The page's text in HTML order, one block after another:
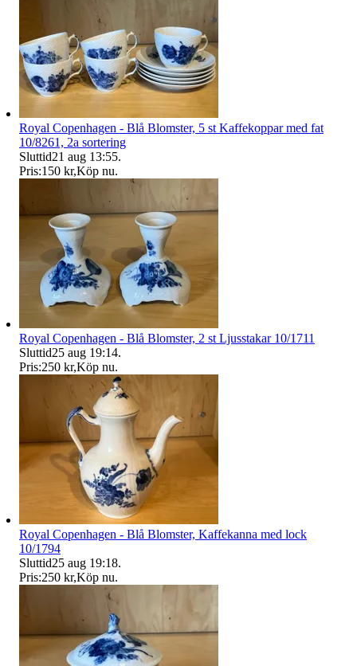
Royal Copenhagen - Blå Blomster, 5 st Kaffekoppar med fat
10/8261, 2a sortering
Sluttid21 aug 13:55.
Pris:150 kr,Köp nu.
Royal Copenhagen - Blå Blomster, 2 st Ljusstakar 10/1711
Sluttid25 aug 19:14.
Pris:250 kr,Köp nu.
Royal Copenhagen - Blå Blomster, Kaffekanna med lock
10/1794
Sluttid25 aug 19:18.
Pris:250 kr,Köp nu.